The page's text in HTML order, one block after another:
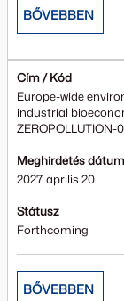
BŐVEBBEN
Cím / Kód
Europe-wide
industrial
ZEROPOLLUTION-
Meghirdetés
2027. április 20.
Státusz
Forthcoming
BŐVEBBEN